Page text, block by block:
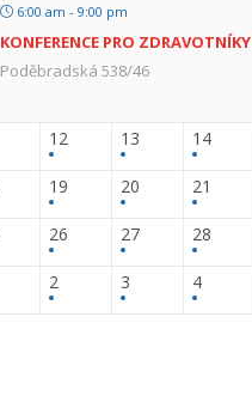
6:00 am - 9:00 pm
KONFERENCE PRO ZDRAVOTNÍKY
Poděbradská 538/46
12 13 14
19 20 21
26 27 28
2 3 4